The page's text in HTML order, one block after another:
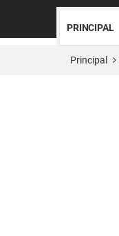
PRINCIPAL
Principal